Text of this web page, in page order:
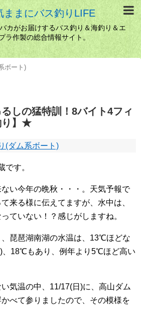
ままにバス釣りLIFE
カがお届けするバス釣り＆海釣り＆エ
ラ作製の総合情報サイト。
ボート)
しの猛特訓！8バイト4フィ
り】★
(ダム系ボート)
です。
い今年の晩秋・・・。天気予報で
来る様に伝えてますが、水中は、
ていない！？感じがしますね。
琵琶湖南湖の水温は、13℃ほどな
、18℃もあり、例年より5℃ほど高い
気温の中、11/17(日)に、高山ダム
べて参りましたので、その模様を